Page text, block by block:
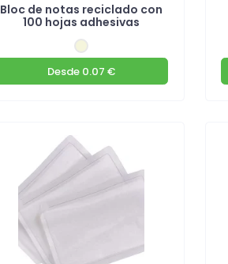
Bloc de notas reciclado con
100 hojas adhesivas
Desde0.07 €